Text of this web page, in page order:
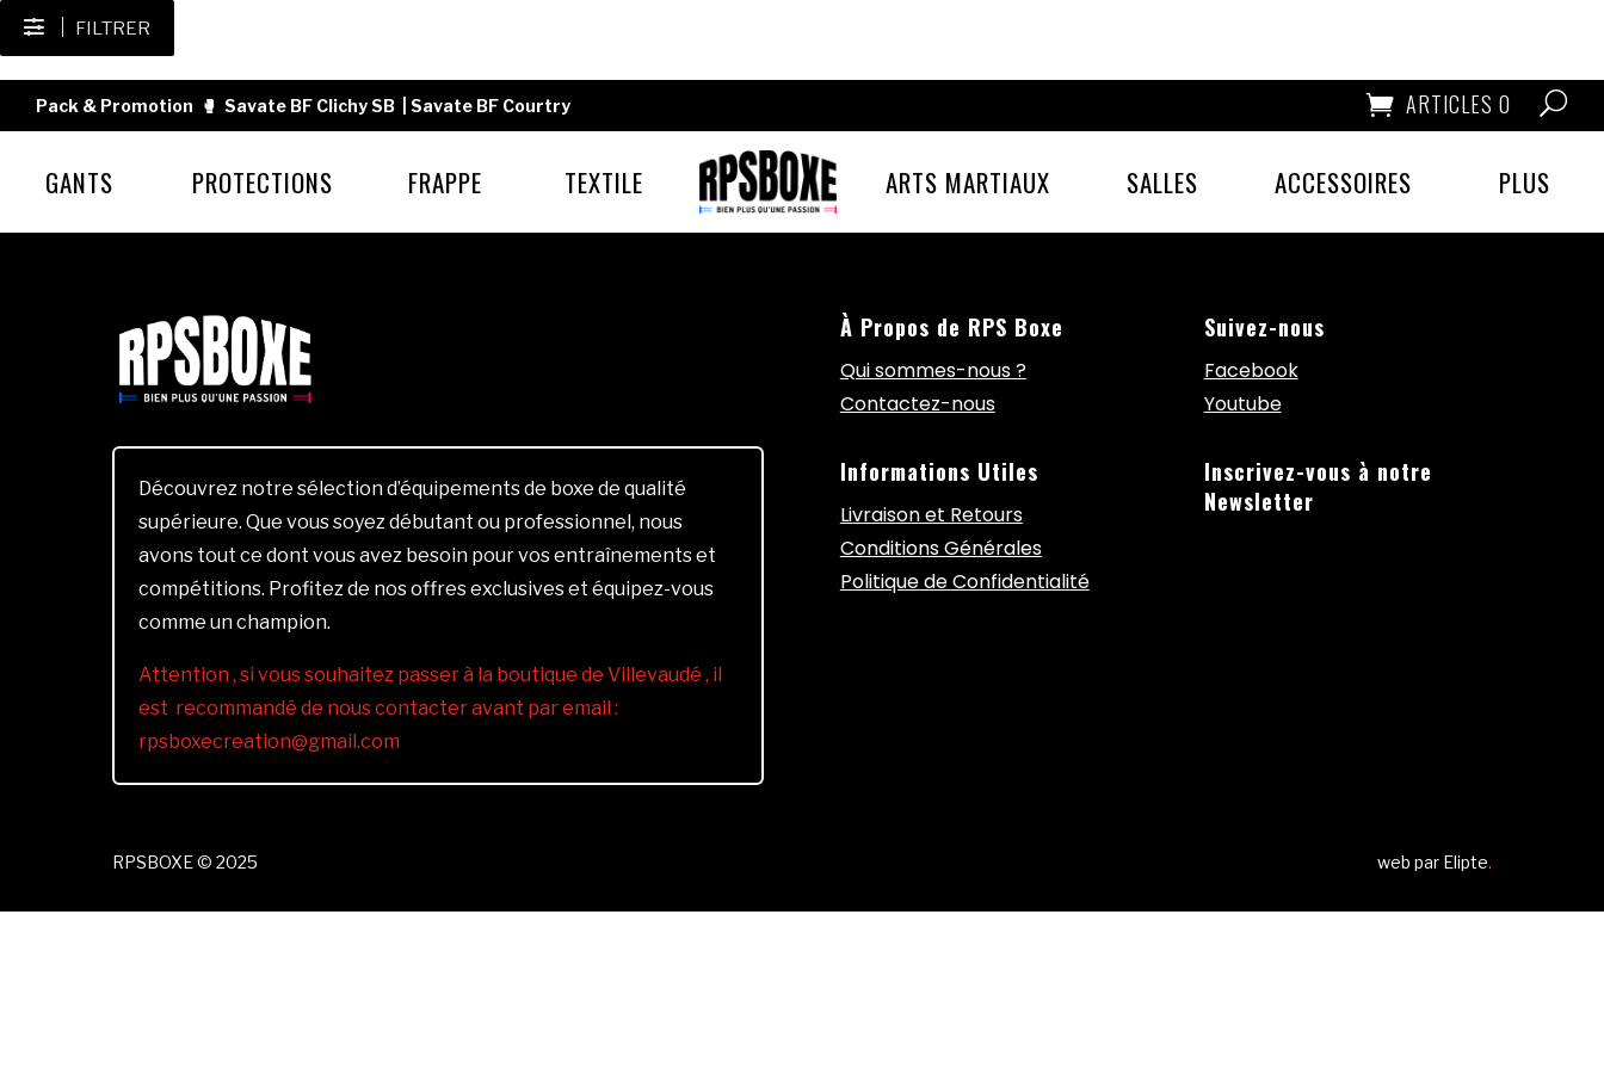
FILTRER
Pack & Promotion 🥊 Savate BF Clichy SB Savate BF Courtry ARTICLES 0
GANTS PROTECTIONS FRAPPE TEXTILE ARTS MARTIAUX SALLES ACCESSOIRES PLUS
Découvrez notre sélection d’équipements de boxe de qualité
supérieure. Que vous soyez débutant ou professionnel, nous
avons tout ce dont vous avez besoin pour vos entraînements et
compétitions. Profitez de nos offres exclusives et équipez-vous
comme un champion.
Attention , si vous souhaitez passer à la boutique de Villevaudé , il
est recommandé de nous contacter avant par email :
rpsboxecreation@gmail.com
À Propos de RPS Boxe
Qui sommes-nous ?
Contactez-nous
Informations Utiles
Livraison et Retours
Conditions Générales
Politique de Confidentialité
Suivez-nous
Facebook
Youtube
Inscrivez-vous à notre
Newsletter
RPSBOXE © 2025 web par Elipte.